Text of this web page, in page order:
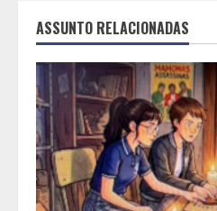
ASSUNTO RELACIONADAS